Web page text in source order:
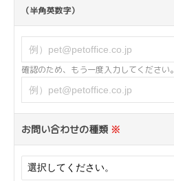
（半角英数字）
確認のため、もう一度入力してください。
お問い合わせの種類 ※